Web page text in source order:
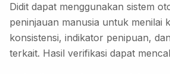
Didit dapat menggunakan sistem
peninjauan manusia untuk menilai
konsistensi, indikator penipuan,
terkait. Hasil verifikasi dapat